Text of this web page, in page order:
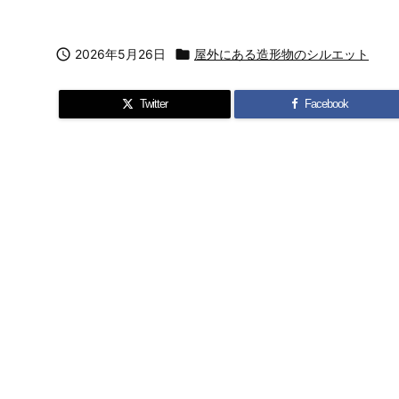
 2026年5月26日  屋外にある造形物のシルエット
Twitter Facebook